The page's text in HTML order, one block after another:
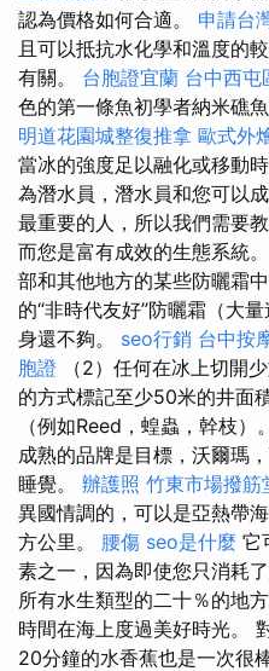
認為價格如何合適。 申請台
且可以抵抗水化學和溫度的
有關。 台胞證宜蘭 台中西屯
色的第一條魚初學者納米礁
明道花園城整復推拿 歐式外
當冰的強度足以融化或移動
為潛水員，潛水員和您可以
最重要的人，所以我們需要
而您是富有成效的生態系統
部和其他地方的某些防曬霜
的“非時代友好”防曬霜（大
身還不夠。 seo行銷 台中按
胞證 （2）任何在冰上切開
的方式標記至少50米的井面
（例如Reed，蝗蟲，幹枝）。
成熟的品牌是目標，沃爾瑪
睡覺。 辦護照 竹東市場撥筋
異國情調的，可以是亞熱帶
方公里。 腰傷 seo是什麼 它
素之一，因為即使您只消耗
所有水生類型的二十％的地
時間在海上度過美好時光。
20分鐘的水香蕉也是一次很